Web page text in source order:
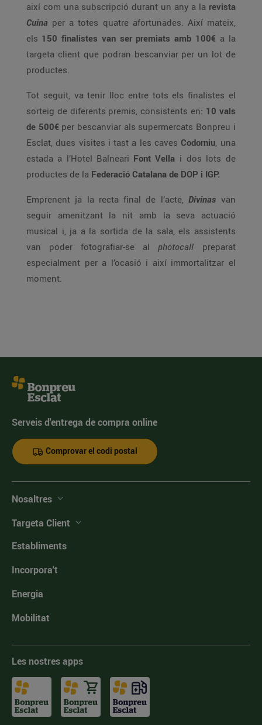
així com una subscripció durant un any a la revista
Cuina per a totes quatre afortunades. Així mateix,
els 150 finalistes van ser premiats amb 100€ a la
targeta client que podran bescanviar per un lot de
productes.
Tot seguit, va tenir lloc entre tots els finalistes el
sorteig de diferents premis, consistents en: 10 vals
de 500€ per bescanviar als supermercats Bonpreu i
Esclat, dues visites i tast a les caves Codorniu, una
estada a l’Hotel Balneari Font Vella i dos lots de
productes de la Federació Catalana de DOP i IGP.
Emprenent ja la recta final de l’acte, Divinas van
seguir amenitzant la nit amb la seva actuació
musical i, ja a la sortida de la sala, els assistents
van poder fotografiar-se al photocall preparat
especialment per a l’ocasió i així immortalitzar el
moment.
Serveis d'entrega de compra online
Comprovar el codi postal
Nosaltres
Targeta Client
Establiments
Incorpora't
Energia
Mobilitat
Les nostres apps